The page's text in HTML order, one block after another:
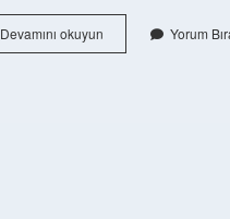
Devamını okuyun Internette
Panel
Yorum